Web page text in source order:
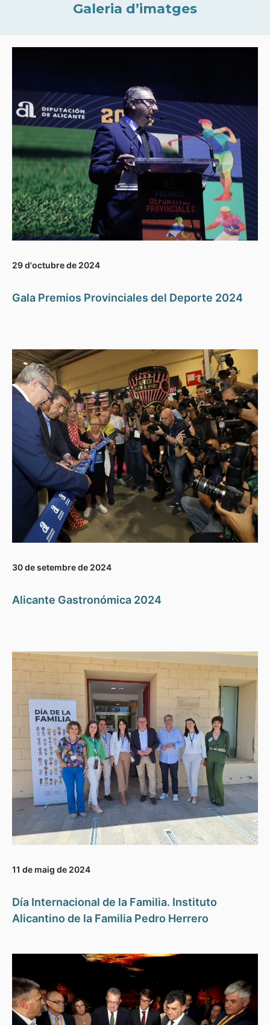
Galeria d’imatges
29 d'octubre de 2024
Gala Premios Provinciales del Deporte 2024
30 de setembre de 2024
Alicante Gastronómica 2024
11 de maig de 2024
Día Internacional de la Familia. Instituto
Alicantino de la Familia Pedro Herrero